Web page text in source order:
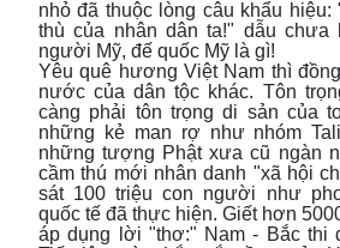
nhỏ đã thuộc lòng câu khẩu
thù của nhân dân ta!" dẫu chưa
người Mỹ, đế quốc Mỹ là gì!
Yêu quê hương Việt Nam thì
nước của dân tộc khác. Tôn
càng phải tôn trọng di sản của
những kẻ man rợ như nhóm
những tượng Phật xưa cũ ngàn
cầm thú mới nhân danh "xã hội
sát 100 triệu con người như
quốc tế đã thực hiện. Giết hơn
áp dụng lời "thơ:" Nam - Bắc thi